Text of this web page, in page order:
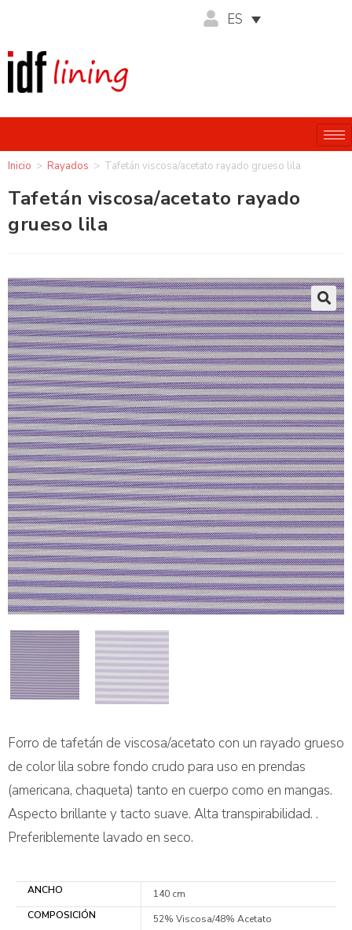
ES
Inicio > Rayados > Tafetán viscosa/acetato rayado grueso lila
Tafetán viscosa/acetato rayado
grueso lila
🔍
Forro de tafetán de viscosa/acetato con un rayado grueso
de color lila sobre fondo crudo para uso en prendas
(americana, chaqueta) tanto en cuerpo como en mangas.
Aspecto brillante y tacto suave. Alta transpirabilidad. .
Preferiblemente lavado en seco.
ANCHO
140 cm
COMPOSICIÓN
52% Viscosa/48% Acetato